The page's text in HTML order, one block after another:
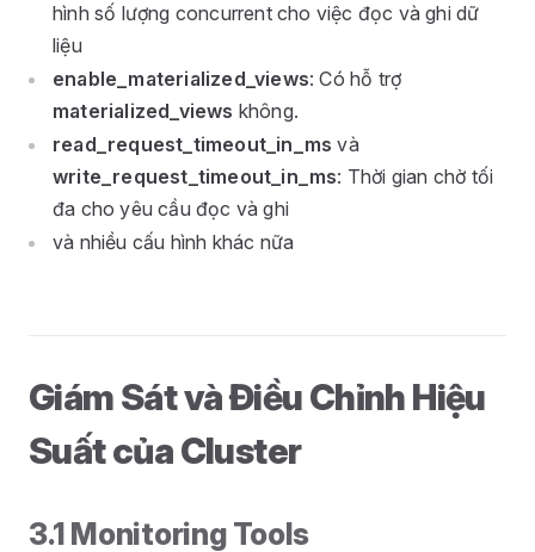
hình số lượng concurrent cho việc đọc và ghi dữ
liệu
enable_materialized_views: Có hỗ trợ
materialized_views không.
read_request_timeout_in_ms và
write_request_timeout_in_ms: Thời gian chờ tối
đa cho yêu cầu đọc và ghi
và nhiều cấu hình khác nữa
Giám Sát và Điều Chỉnh Hiệu
Suất của Cluster
3.1 Monitoring Tools